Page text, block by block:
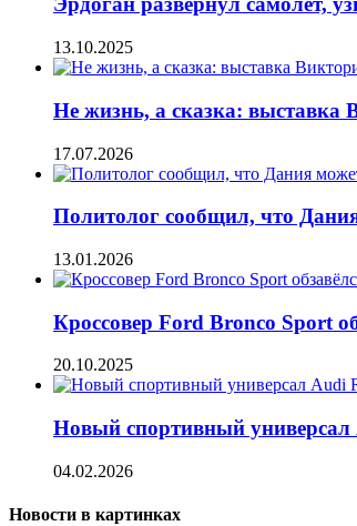
13.10.2025
Не жизнь, а сказка: выставка
17.07.2026
Политолог сообщил, что
13.01.2026
Кроссовер Ford Bronco Sport
20.10.2025
Новый спортивный универсал
04.02.2026
Новости в картинках